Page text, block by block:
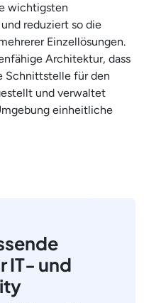
wichtigsten
reduziert so die
Einzellösungen.
Architektur, dass
Schnittstelle für den
und verwaltet
einheitliche
IT- und